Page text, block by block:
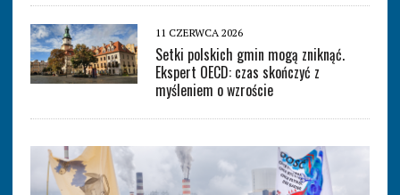
11 CZERWCA 2026
Setki polskich gmin mogą zniknąć.
Ekspert OECD: czas skończyć z
myśleniem o wzroście